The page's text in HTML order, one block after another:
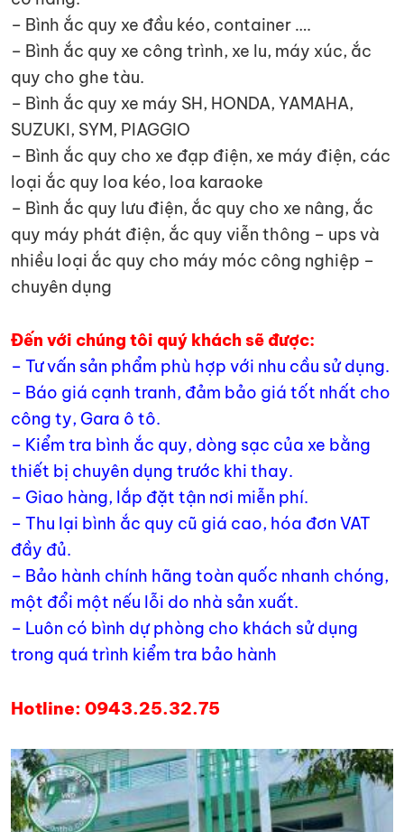
– Bình ắc quy xe đầu kéo, container ….
– Bình ắc quy xe công trình, xe lu, máy xúc, ắc
quy cho ghe tàu.
– Bình ắc quy xe máy SH, HONDA, YAMAHA,
SUZUKI, SYM, PIAGGIO
– Bình ắc quy cho xe đạp điện, xe máy điện, các
loại ắc quy loa kéo, loa karaoke
– Bình ắc quy lưu điện, ắc quy cho xe nâng, ắc
quy máy phát điện, ắc quy viễn thông – ups và
nhiều loại ắc quy cho máy móc công nghiệp –
chuyên dụng
Đến với chúng tôi quý khách sẽ được:
– Tư vấn sản phẩm phù hợp với nhu cầu sử dụng.
– Báo giá cạnh tranh, đảm bảo giá tốt nhất cho
công ty, Gara ô tô.
– Kiểm tra bình ắc quy, dòng sạc của xe bằng
thiết bị chuyên dụng trước khi thay.
– Giao hàng, lắp đặt tận nơi miễn phí.
– Thu lại bình ắc quy cũ giá cao, hóa đơn VAT
đầy đủ.
– Bảo hành chính hãng toàn quốc nhanh chóng,
một đổi một nếu lỗi do nhà sản xuất.
– Luôn có bình dự phòng cho khách sử dụng
trong quá trình kiểm tra bảo hành
Hotline: 0943.25.32.75